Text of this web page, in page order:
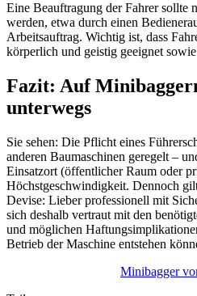
Eine Beauftragung der Fahrer sollte
werden, etwa durch einen
Arbeitsauftrag. Wichtig ist, dass
körperlich und geistig geeignet
Fazit: Auf
unterwegs
Sie sehen: Die Pflicht eines
anderen Baumaschinen geregelt –
Einsatzort (öffentlicher Raum oder
Höchstgeschwindigkeit. Dennoch
Devise: Lieber professionell mit
sich deshalb vertraut mit den
und möglichen
Betrieb der Maschine entstehen
Minibagger